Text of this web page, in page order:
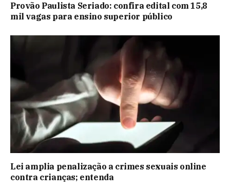
Provão Paulista Seriado: confira edital com 15,8
mil vagas para ensino superior público
Lei amplia penalização a crimes sexuais online
contra crianças; entenda